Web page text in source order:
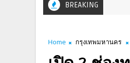
BREAKING
Home กรุงเทพมหานคร